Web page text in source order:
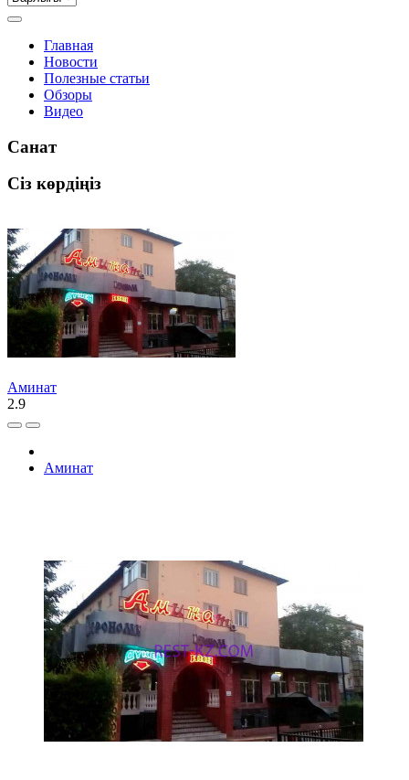
Главная
Новости
Полезные статьи
Обзоры
Видео
Санат
Сіз көрдіңіз
Аминат
2.9
Аминат